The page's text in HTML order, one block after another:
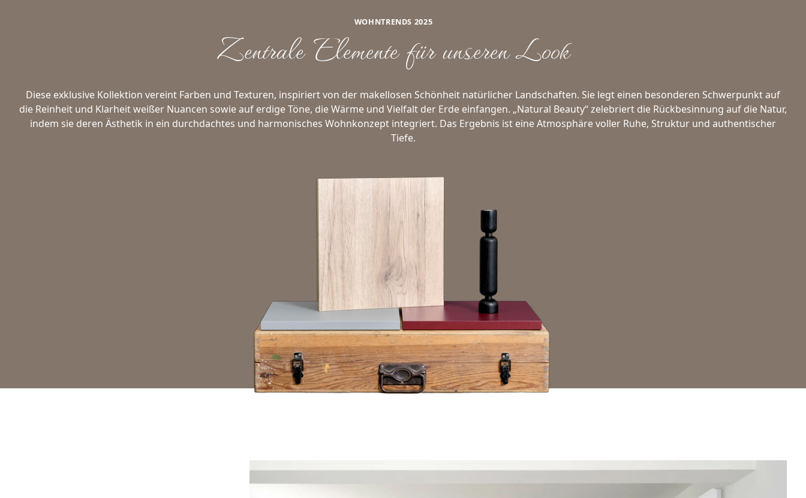
WOHNTRENDS 2025
Zentrale Elemente für unseren Look
Diese exklusive Kollektion vereint Farben und Texturen, inspiriert von der makellosen Schönheit natürlicher Landschaften. Sie legt einen besonderen Schwerpunkt auf
die Reinheit und Klarheit weißer Nuancen sowie auf erdige Töne, die Wärme und Vielfalt der Erde einfangen. „Natural Beauty“ zelebriert die Rückbesinnung auf die Natur,
indem sie deren Ästhetik in ein durchdachtes und harmonisches Wohnkonzept integriert. Das Ergebnis ist eine Atmosphäre voller Ruhe, Struktur und authentischer
Tiefe.